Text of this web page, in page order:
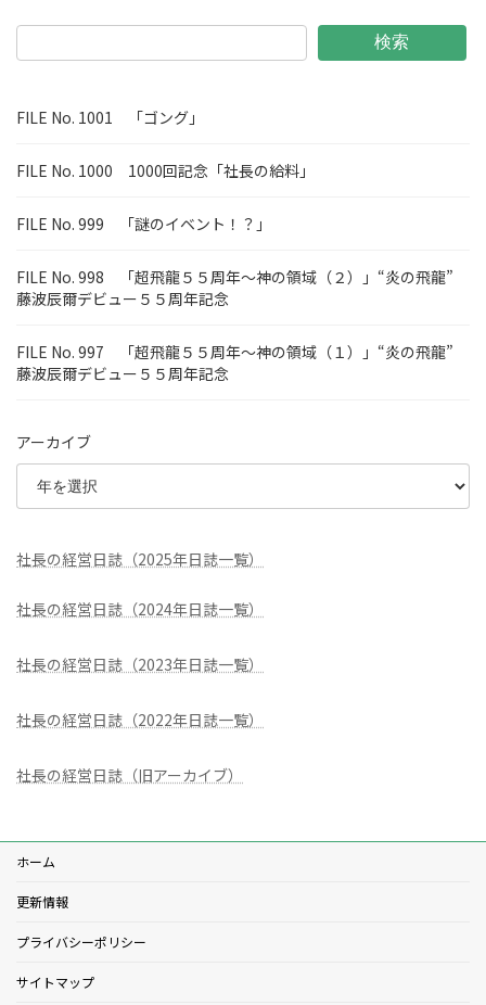
検索
FILE No. 1001 「ゴング」
FILE No. 1000 1000回記念「社長の給料」
FILE No. 999 「謎のイベント！？」
FILE No. 998 「超飛龍５５周年～神の領域（２）」“炎の飛龍”
藤波辰爾デビュー５５周年記念
FILE No. 997 「超飛龍５５周年～神の領域（１）」“炎の飛龍”
藤波辰爾デビュー５５周年記念
アーカイブ
社長の経営日誌（2025年日誌一覧）
社長の経営日誌（2024年日誌一覧）
社長の経営日誌（2023年日誌一覧）
社長の経営日誌（2022年日誌一覧）
社長の経営日誌（旧アーカイブ）
ホーム
更新情報
プライバシーポリシー
サイトマップ